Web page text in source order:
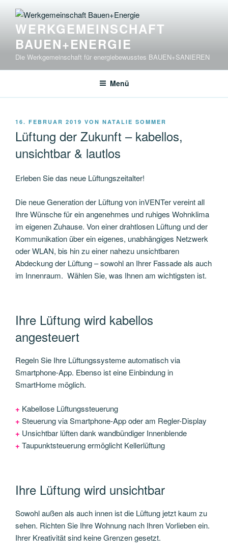
Inhalt
springenWERKGEMEINSCHAFT
BAUEN+ENERGIE
Die Werkgemeinschaft für energiebewusstes BAUEN+SANIEREN
Menü
VERÖFFENTLICHT
16. FEBRUAR 2019 VON NATALIE SOMMER
Lüftung der Zukunft – kabellos,
unsichtbar & lautlos
Erleben Sie das neue Lüftungszeitalter!
Die neue Generation der Lüftung von inVENTer vereint all
Ihre Wünsche für ein angenehmes und ruhiges Wohnklima
im eigenen Zuhause. Von einer drahtlosen Lüftung und der
Kommunikation über ein eigenes, unabhängiges Netzwerk
oder WLAN, bis hin zu einer nahezu unsichtbaren
Abdeckung der Lüftung – sowohl an Ihrer Fassade als auch
im Innenraum. Wählen Sie, was Ihnen am wichtigsten ist.
Ihre Lüftung wird kabellos
angesteuert
Regeln Sie Ihre Lüftungssysteme automatisch via
Smartphone-App. Ebenso ist eine Einbindung in
SmartHome möglich.
+ Kabellose Lüftungssteuerung
+ Steuerung via Smartphone-App oder am Regler-Display
+ Unsichtbar lüften dank wandbündiger Innenblende
+ Taupunktsteuerung ermöglicht Kellerlüftung
Ihre Lüftung wird unsichtbar
Sowohl außen als auch innen ist die Lüftung jetzt kaum zu
sehen. Richten Sie Ihre Wohnung nach Ihren Vorlieben ein.
Ihrer Kreativität sind keine Grenzen gesetzt.